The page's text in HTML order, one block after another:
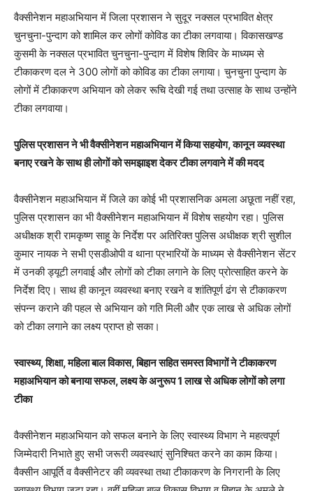
वैक्सीनेशन महाअभियान में जिला प्रशासन ने सुदूर नक्सल प्रभावित क्षेत्र
चुनचुना-पुन्दाग को शामिल कर लोगों कोविड का टीका लगवाया। विकासखण्ड
कुसमी के नक्सल प्रभावित चुनचुना-पुन्दाग में विशेष शिविर के माध्यम से
टीकाकरण दल ने 300 लोगों को कोविड का टीका लगाया। चुनचुना पुन्दाग के
लोगों में टीकाकरण अभियान को लेकर रूचि देखी गई तथा उत्साह के साथ उन्होंने
टीका लगवाया।
पुलिस प्रशासन ने भी वैक्सीनेशन महाअभियान में किया सहयोग, कानून व्यवस्था
बनाए रखने के साथ ही लोगों को समझाइश देकर टीका लगवाने में की मदद
वैक्सीनेशन महाअभियान में जिले का कोई भी प्रशासनिक अमला अछूता नहीं रहा,
पुलिस प्रशासन का भी वैक्सीनेशन महाअभियान में विशेष सहयोग रहा। पुलिस
अधीक्षक श्री रामकृष्ण साहू के निर्देश पर अतिरिक्त पुलिस अधीक्षक श्री सुशील
कुमार नायक ने सभी एसडीओपी व थाना प्रभारियों के माध्यम से वैक्सीनेशन सेंटर
में उनकी ड्यूटी लगवाई और लोगों को टीका लगाने के लिए प्रोत्साहित करने के
निर्देश दिए। साथ ही कानून व्यवस्था बनाए रखने व शांतिपूर्ण ढंग से टीकाकरण
संपन्न कराने की पहल से अभियान को गति मिली और एक लाख से अधिक लोगों
को टीका लगाने का लक्ष्य प्राप्त हो सका।
स्वास्थ्य, शिक्षा, महिला बाल विकास, बिहान सहित समस्त विभागों ने टीकाकरण
महाअभियान को बनाया सफल, लक्ष्य के अनुरूप 1 लाख से अधिक लोगों को लगा
टीका
वैक्सीनेशन महाअभियान को सफल बनाने के लिए स्वास्थ्य विभाग ने महत्वपूर्ण
जिम्मेदारी निभाते हुए सभी जरूरी व्यवस्थाएं सुनिश्चित करने का काम किया।
वैक्सीन आपूर्ति व वैक्सीनेटर की व्यवस्था तथा टीकाकरण के निगरानी के लिए